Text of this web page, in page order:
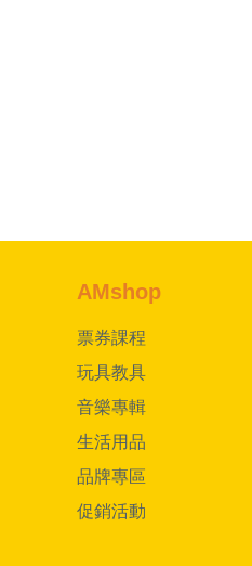
AMshop
票券課程
玩具教具
音樂專輯
生活用品
品牌專區
促銷活動